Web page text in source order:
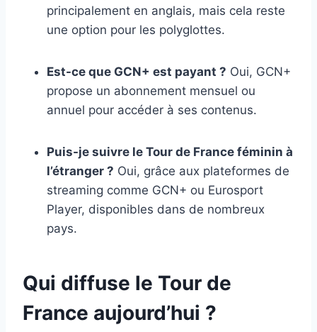
principalement en anglais, mais cela reste
une option pour les polyglottes.
Est-ce que GCN+ est payant ? Oui, GCN+
propose un abonnement mensuel ou
annuel pour accéder à ses contenus.
Puis-je suivre le Tour de France féminin à
l’étranger ? Oui, grâce aux plateformes de
streaming comme GCN+ ou Eurosport
Player, disponibles dans de nombreux
pays.
Qui diffuse le Tour de
France aujourd’hui ?